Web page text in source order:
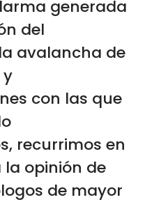
generada
del
avalancha de
con las que
recurrimos en
opinión de
de mayor